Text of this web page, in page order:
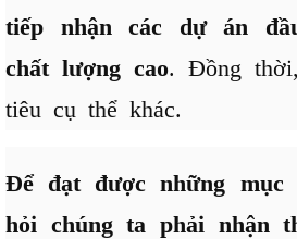
tiếp nhận các dự án
chất lượng cao. Đồng
tiêu cụ thể khác.
Để đạt được những mục
hỏi chúng ta phải nhận